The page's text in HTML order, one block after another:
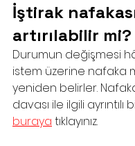
İştirak
artırılabilir mi?
Durumun değişmesi
istem üzerine nafaka
yeniden belirler.
davası ile ilgili ayrıntılı
buraya tıklayınız.